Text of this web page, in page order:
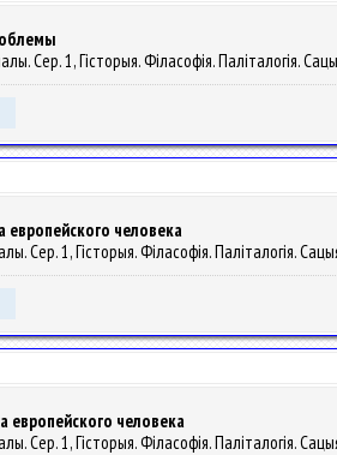
Сер. 1, Гісторыя. Філасофія. Паліталогія.
европейского человека
Сер. 1, Гісторыя. Філасофія. Паліталогія.
европейского человека
Сер. 1, Гісторыя. Філасофія. Паліталогія.